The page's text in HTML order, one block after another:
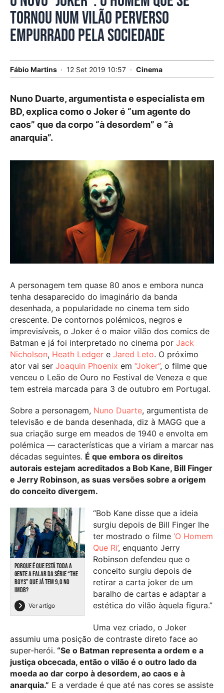
tornou num vilão perverso
empurrado pela sociedade
Fábio Martins 12 Set 2019 10:57 Cinema
Nuno Duarte, argumentista e especialista em
BD, explica como o Joker é “um agente do
caos” que da corpo “à desordem” e “à
anarquia”.
A personagem tem quase 80 anos e embora nunca
tenha desaparecido do imaginário da banda
desenhada, a popularidade no cinema tem sido
crescente. De contornos polémicos, negros e
imprevisíveis, o Joker é o maior vilão dos comics de
Batman e já foi interpretado no cinema por Jack
Nicholson, Heath Ledger e Jared Leto. O próximo
ator vai ser Joaquin Phoenix em “Joker”, o filme que
venceu o Leão de Ouro no Festival de Veneza e que
tem estreia marcada para 3 de outubro em Portugal.
Sobre a personagem, Nuno Duarte, argumentista de
televisão e de banda desenhada, diz à MAGG que a
sua criação surge em meados de 1940 e envolta em
polémica — características que a viriam a marcar nas
décadas seguintes. É que embora os direitos
autorais estejam acreditados a Bob Kane, Bill Finger
e Jerry Robinson, as suas versões sobre a origem
do conceito divergem.
PORQUE É QUE ESTÁ TODA A
GENTE A FALAR DA SÉRIE “THE
BOYS” QUE JÁ TEM 9,0 NO
IMDB?
Ver artigo
“Bob Kane disse que a ideia
surgiu depois de Bill Finger lhe
ter mostrado o filme ‘O Homem
Que Ri’, enquanto Jerry
Robinson defendeu que o
conceito surgiu depois de
retirar a carta joker de um
baralho de cartas e adaptar a
estética do vilão àquela figura.”
Uma vez criado, o Joker
assumiu uma posição de contraste direto face ao
super-herói. “Se o Batman representa a ordem e a
justiça obcecada, então o vilão é o outro lado da
moeda ao dar corpo à desordem, ao caos e à
anarquia.” E a verdade é que até nas cores se assiste